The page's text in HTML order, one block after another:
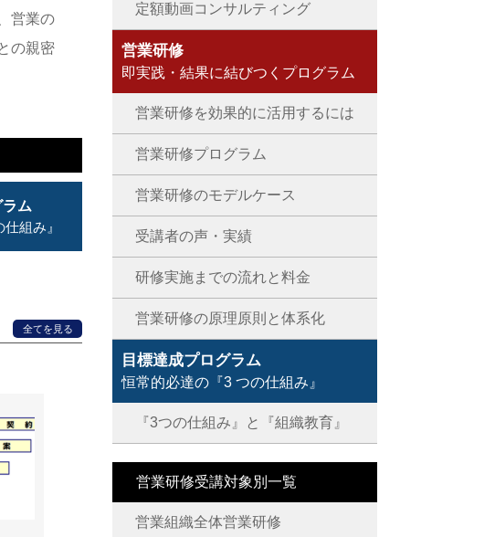
営業の
の親密
ム
組み』
全てを見る
定額動画コンサルティング
営業研修
即実践・結果に結びつくプログラム
営業研修を効果的に活用するには
営業研修プログラム
営業研修のモデルケース
受講者の声・実績
研修実施までの流れと料金
営業研修の原理原則と体系化
目標達成プログラム
恒常的必達の『3 つの仕組み』
『3つの仕組み』と『組織教育』
営業研修受講対象別一覧
営業組織全体営業研修